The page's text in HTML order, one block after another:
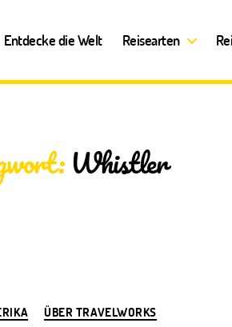
Entdecke die Welt Reisearten
Whistler
Kategorien
ÜBER TRAVELWORKS